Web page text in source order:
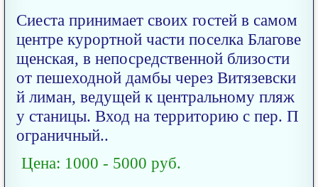
Сиеста принимает своих гостей в самом
центре курортной части поселка Благове
щенская, в непосредственной близости
от пешеходной дамбы через Витязевски
й лиман, ведущей к центральному пляж
у станицы. Вход на территорию с пер. П
ограничный..
Цена: 1000 - 5000 руб.